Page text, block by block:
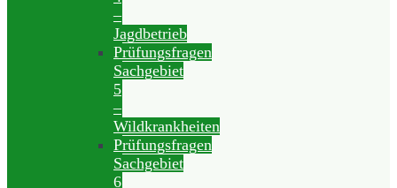
–
Jagdbetrieb
Prüfungsfragen
Sachgebiet
5
–
Wildkrankheiten
Prüfungsfragen
Sachgebiet
6